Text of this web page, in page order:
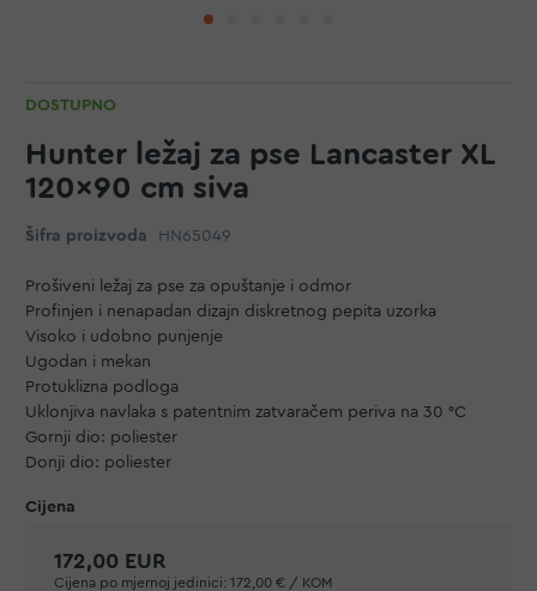
DOSTUPNO
Hunter ležaj za pse Lancaster XL
120x90 cm siva
Šifra proizvoda HN65049
Prošiveni ležaj za pse za opuštanje i odmor
Profinjen i nenapadan dizajn diskretnog pepita uzorka
Visoko i udobno punjenje
Ugodan i mekan
Protuklizna podloga
Uklonjiva navlaka s patentnim zatvaračem periva na 30 °C
Gornji dio: poliester
Donji dio: poliester
172,00 EUR
Cijena po mjernoj jedinici: 172,00 € / KOM